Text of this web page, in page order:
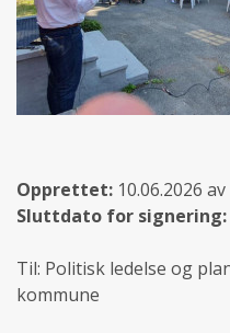
Opprettet: 10.06.2026
Sluttdato for signering:
Til: Politisk ledelse og
kommune